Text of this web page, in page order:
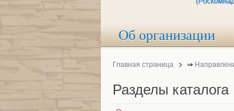
Об организации
Главная страница ⇒
Разделы каталога